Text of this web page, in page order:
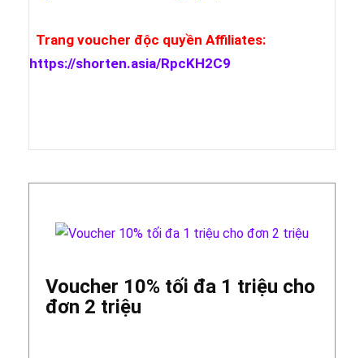
Trang voucher độc quyền Affiliates:
https://shorten.asia/RpcKH2C9
Voucher 10% tối đa 1 triệu cho
đơn 2 triệu